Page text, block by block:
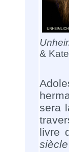
&
sera
livre
siècle